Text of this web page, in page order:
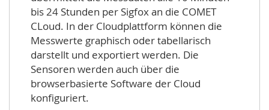
bis 24 Stunden per Sigfox an die COMET
CLoud. In der Cloudplattform können die
Messwerte graphisch oder tabellarisch
darstellt und exportiert werden. Die
Sensoren werden auch über die
browserbasierte Software der Cloud
konfiguriert.